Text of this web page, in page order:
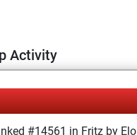
Activity
#14561 in Fritz by Elo